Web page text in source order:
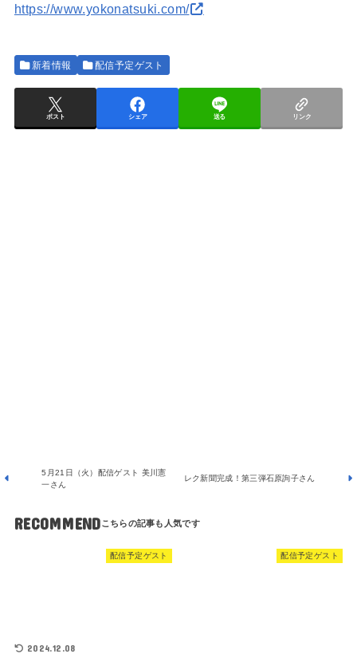
https://www.yokonatsuki.com/
新着情報 配信予定ゲスト
ポスト シェア 送る リンク
5月21日（火）配信ゲスト 美川憲
一さん
レク新聞完成！第三弾石原詢子さん
RECOMMEND
配信予定ゲスト
2024.12.08
配信予定ゲスト